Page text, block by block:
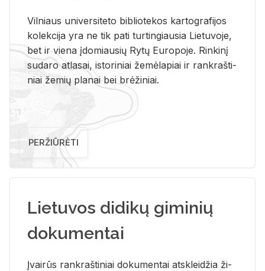
Vil­niaus uni­ver­si­te­to bi­b­lio­te­kos kar­to­gra­fi­jos
ko­lek­ci­ja yra ne tik pati tur­tin­giau­sia Lie­tu­vo­je,
bet ir vie­na įdo­miau­sių Rytų Eu­ro­po­je. Rin­ki­nį
su­da­ro at­la­sai, is­to­ri­niai že­mė­la­piai ir rank­raš­ti­
niai že­mių pla­nai bei brė­ži­niai.
PERŽIŪRĖTI
Lietuvos didikų giminių
dokumentai
Įvai­rūs rank­raš­ti­niai do­ku­men­tai at­sklei­džia ži­